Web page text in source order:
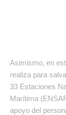
Asimismo, en
realiza para
33 Estaciones
Marítima
apoyo del